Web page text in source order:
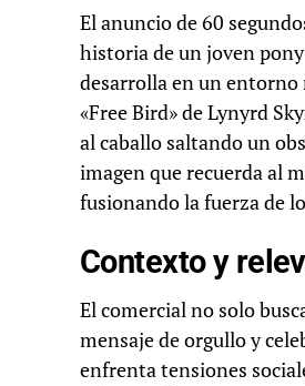
El anuncio de 60
historia de un joven pony
desarrolla en un entorno
«Free Bird» de Lynyrd
al caballo saltando un
imagen que recuerda al
fusionando la fuerza de
Contexto y
El comercial no solo
mensaje de orgullo y
enfrenta tensiones